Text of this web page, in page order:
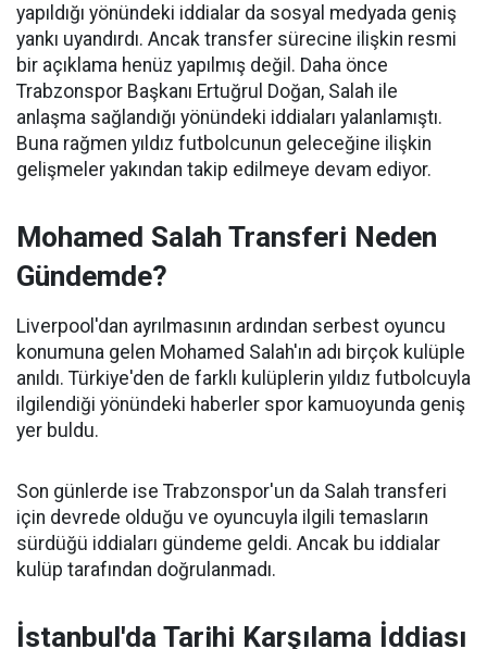
yapıldığı yönündeki iddialar da sosyal medyada geniş
yankı uyandırdı. Ancak transfer sürecine ilişkin resmi
bir açıklama henüz yapılmış değil. Daha önce
Trabzonspor Başkanı Ertuğrul Doğan, Salah ile
anlaşma sağlandığı yönündeki iddiaları yalanlamıştı.
Buna rağmen yıldız futbolcunun geleceğine ilişkin
gelişmeler yakından takip edilmeye devam ediyor.
Mohamed Salah Transferi Neden
Gündemde?
Liverpool'dan ayrılmasının ardından serbest oyuncu
konumuna gelen Mohamed Salah'ın adı birçok kulüple
anıldı. Türkiye'den de farklı kulüplerin yıldız futbolcuyla
ilgilendiği yönündeki haberler spor kamuoyunda geniş
yer buldu.
Son günlerde ise Trabzonspor'un da Salah transferi
için devrede olduğu ve oyuncuyla ilgili temasların
sürdüğü iddiaları gündeme geldi. Ancak bu iddialar
kulüp tarafından doğrulanmadı.
İstanbul'da Tarihi Karşılama İddiası